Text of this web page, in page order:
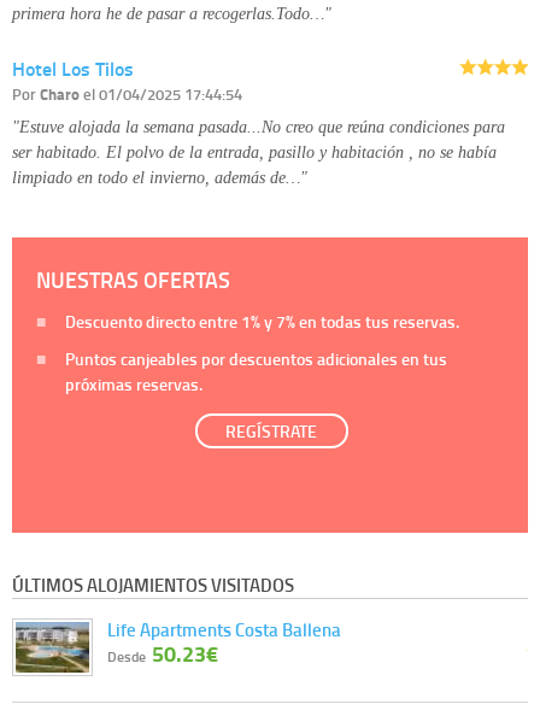
primera hora he de pasar a recogerlas.Todo…"
Hotel Los Tilos
PorCharoel 01/04/2025 17:44:54
"Estuve alojada la semana pasada...No creo que reúna condiciones para
ser habitado. El polvo de la entrada, pasillo y habitación , no se había
limpiado en todo el invierno, además de…"
NUESTRAS OFERTAS
Descuento directo entre 1%y 7%en todas tus reservas.
Puntos canjeables por descuentos adicionales en tus
próximas reservas.
REGÍSTRATE
ÚLTIMOS ALOJAMIENTOS VISITADOS
Life Apartments Costa Ballena
Desde 50.23€